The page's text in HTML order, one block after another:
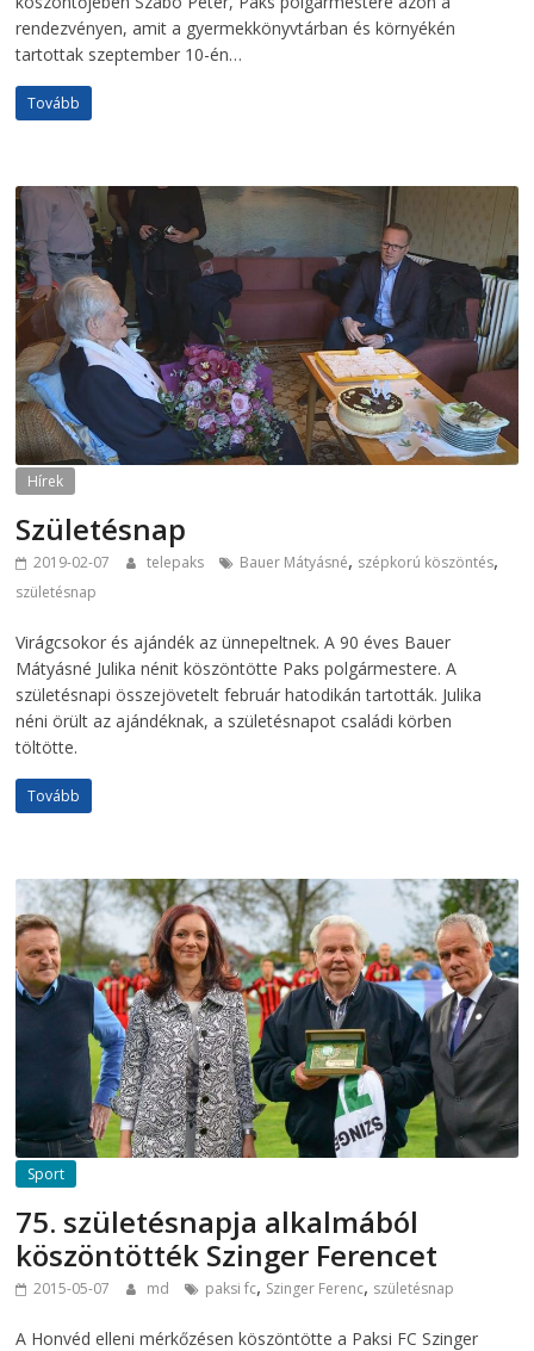
rendezvényen, amit a gyermekkönyvtárban és környékén
tartottak szeptember 10-én…
Tovább
Hírek
Születésnap
2019-02-07 telepaks Bauer Mátyásné, szépkorú köszöntés,
születésnap
Virágcsokor és ajándék az ünnepeltnek. A 90 éves Bauer
Mátyásné Julika nénit köszöntötte Paks polgármestere. A
születésnapi összejövetelt február hatodikán tartották. Julika
néni örült az ajándéknak, a születésnapot családi körben
töltötte.
Tovább
Sport
75. születésnapja alkalmából
köszöntötték Szinger Ferencet
2015-05-07 md paksi fc, Szinger Ferenc, születésnap
A Honvéd elleni mérkőzésen köszöntötte a Paksi FC Szinger